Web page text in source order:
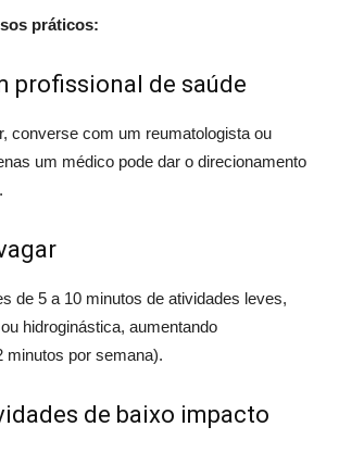
práticos:
profissional de saúde
converse com um reumatologista ou
um médico pode dar o direcionamento
de 5 a 10 minutos de atividades leves,
hidroginástica, aumentando
minutos por semana).
de baixo impacto